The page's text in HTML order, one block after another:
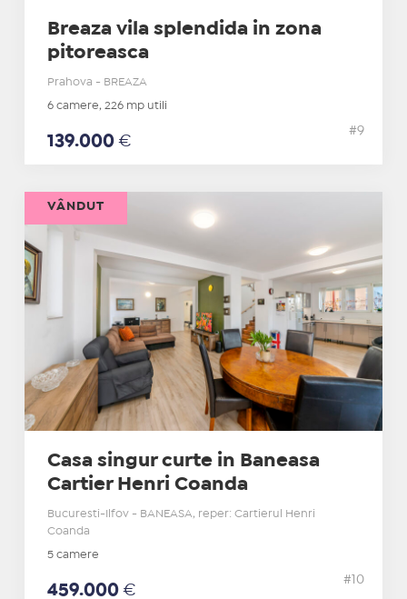
Breaza vila splendida in zona
pitoreasca
Prahova - BREAZA
6 camere, 226 mp utili
139.000 €
#9
Casa singur curte in Baneasa
Cartier Henri Coanda
Bucuresti-Ilfov - BANEASA, reper: Cartierul Henri
Coanda
5 camere
459.000 €
#10
VÂNDUT